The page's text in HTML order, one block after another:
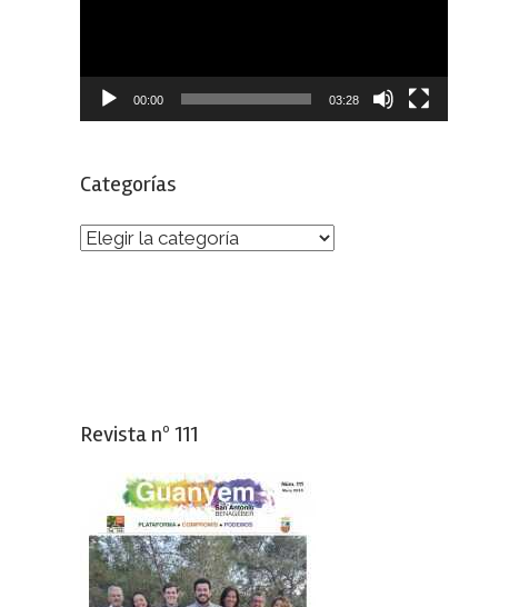
00:00 03:28
Categorías
Categorías
Revista nº 111